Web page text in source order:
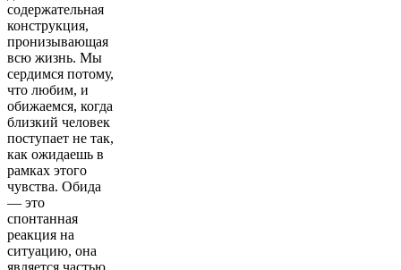
содержательная
конструкция,
пронизывающая
всю жизнь. Мы
сердимся потому,
что любим, и
обижаемся, когда
близкий человек
поступает не так,
как ожидаешь в
рамках этого
чувства. Обида
— это
спонтанная
реакция на
ситуацию, она
является частью